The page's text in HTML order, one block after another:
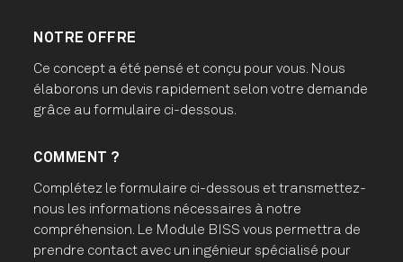
NOTRE OFFRE
Ce concept a été pensé et conçu pour vous. Nous
élaborons un devis rapidement selon votre demande
grâce au formulaire ci-dessous.
COMMENT ?
Complétez le formulaire ci-dessous et transmettez-
nous les informations nécessaires à notre
compréhension. Le Module BISS vous permettra de
prendre contact avec un ingénieur spécialisé pour